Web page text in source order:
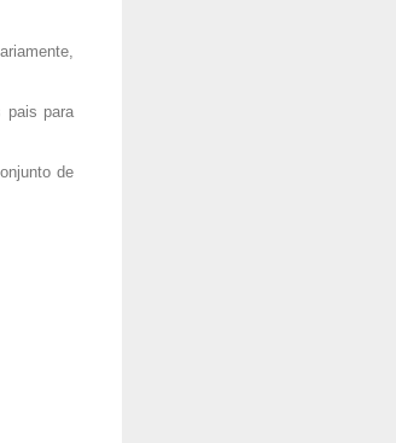
pais para
de